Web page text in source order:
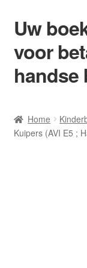
Ga
door
naar
navigatie
Ga
naar
de
inhoud
Uw
voor
handse
Afrekenen
Home
Kuipers (AVI E5 ;